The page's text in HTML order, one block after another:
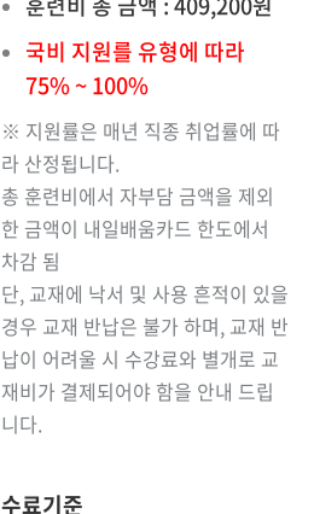
국비 지원를 유형에 따라
75% ~ 100%
※ 지원률은 매년 직종 취업률에 따
라 산정됩니다.
총 훈련비에서 자부담 금액을 제외
한 금액이 내일배움카드 한도에서
차감 됨
단, 교재에 낙서 및 사용 흔적이 있을
경우 교재 반납은 불가 하며, 교재 반
납이 어려울 시 수강료와 별개로 교
재비가 결제되어야 함을 안내 드립
니다.
수료기준